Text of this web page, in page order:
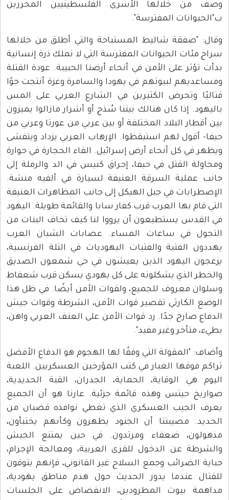
وصف من خلالها الأسرى الفلسطينيين المحررين
ب"الحيوانات المفترسة".
وقال: "صفقة شاليط المستباحة والتي أطلق من خلالها
سراح مئات الحيوانات المفترسة التي لا تملك ذرة إنسانية
بدأت تؤثر على الأمن في أنحاء أرضنا الحبيبة. عودة القتلة
ومساعديهم لبيوتهم في يهودا والسامرة وغزة أنتجت جوًا
قتاليًا وتحرض الكثيرين في الشارع العربي على المس
باليهود. إذا كان هنالك بيننا سُذج أو أشرار مازالوا يميزون
بين أقطار البلاد المختلفة أو بين عربي من عورتا وعربي من
حيفا- أقول لهم استيقظوا. الإرهاب العربي يزداد ويتفشى
ويظهر في كل أنحاء أرض إسرائيل. القاء الحجارة في حوارة
ومحاولة القتل في حيفا، إحراق كنيس في الد والرملة إلى
جانب عملية السرقة العنيفة لسيارة في ألفيه منشة.
الإضطرابات في جبل الهيكل إلى جانب المظاهرات العنيفة
التي قام بها العرب قرب كفار سابا والقائمة طويلة. اليهود
في القدس يستطيعون أن يرووا لنا كيف تخاف البنات من
التجول في ساعات المساء. عصابات الشبان العرب
يهددون الفتية والفتيات اليهوديات في التلة الفرنسية،
يزعجون اليهود الذين يعيشون في حي شمعون الصديق
والخطر الذي يشكلونه على كل يهودي يسكن قرب شعفاط
وسلوان معروف للجميع، ولقوات الأمن أيضًا. في ظل هذا
الوضع الكارثي تقصير قوات الأمن، الشرطة وقوات جيش
الدفاع صارخ جدًا. رد قوات الأمن على العنف العربي واهن،
بطيء، متأخر وغير مفيد".
وأضاف: "المقولة التي وفقًا لها الهجوم هو الدفاع الأفضل
تراكم فوقها الغبار في كتب المؤرخين العسكريين. اللعبة
اليوم هي الوقاية، الحماية، الجدران، القبة الحديدية،
صواريخ حيتس وهذه قائمة جزئية. عارنا هو أن الجميع
يعرف الجيب العسكري الذي تغطي نوافذه قضبان من
الحديد. مصيبتنا أن الجنود يظهرون وكأنهم يختبأون،
مذهولون، ضعفاء ومرتدون. في حين يمتنع الجيش
والشرطة عن الدخول للقرى العربية، ومعالجة الإجرام،
جباية الضرائب وجمع السلاح غير القانوني، فإنهم يتوقون
للقتال عندما يدور الحديث حول هدم مناطق يهودية،
مداهمة بيوت المطرودين، الانقضاض على الجلسات